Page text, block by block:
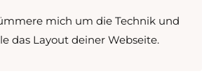
mich um die Technik und
das Layout deiner Webseite.